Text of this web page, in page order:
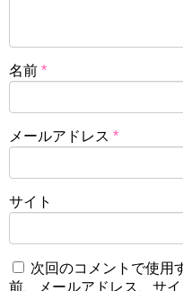
名前 *
メールアドレス *
サイト
次回のコメントで使用
前、メールアドレス、サイ